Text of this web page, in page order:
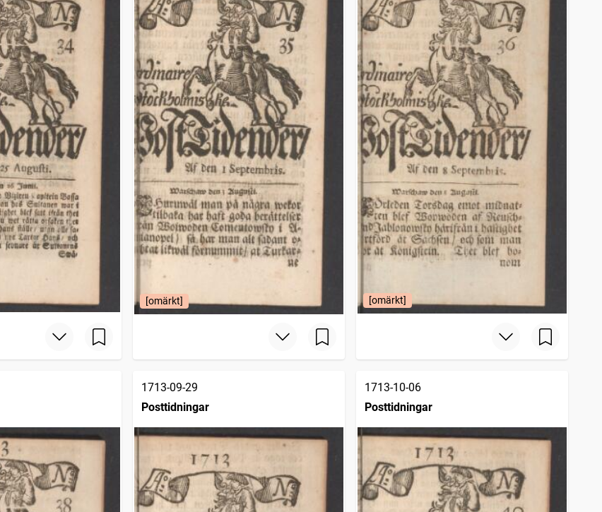
[omärkt] [omärkt]
1713-09-29
Posttidningar
1713-10-06
Posttidningar